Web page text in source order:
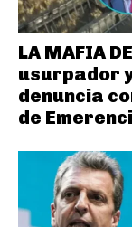
LA MAFIA
usurpador
denuncia
de